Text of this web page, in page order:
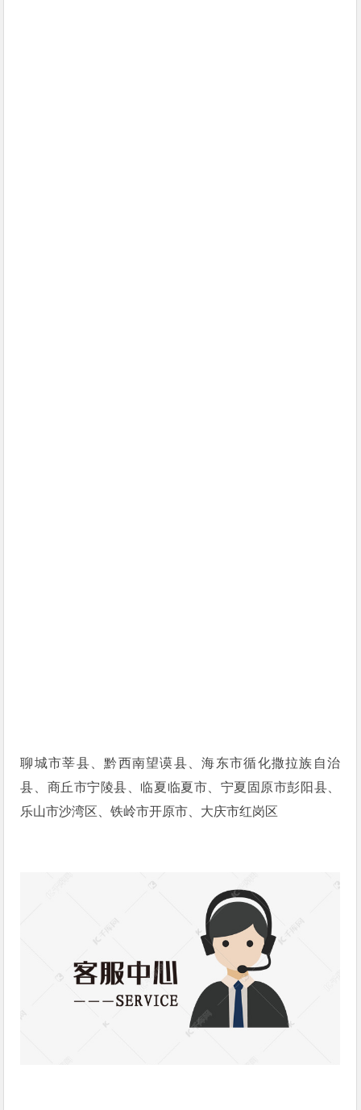
聊城市莘县、黔西南望谟县、海东市循化撒拉族自治
县、商丘市宁陵县、临夏临夏市、宁夏固原市彭阳县、
乐山市沙湾区、铁岭市开原市、大庆市红岗区